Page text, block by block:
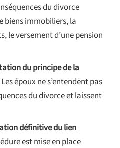
du divorce
biens immobiliers, la
le versement d’une pension
du principe de la
époux ne s’entendent pas
du divorce et laissent
définitive du lien
est mise en place